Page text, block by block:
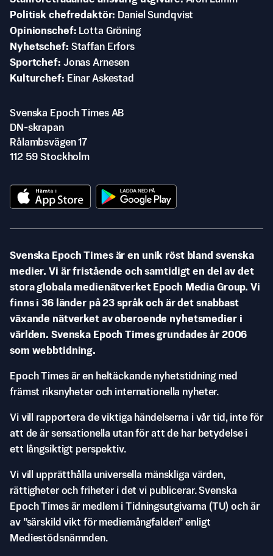
Politisk chefredaktör
Daniel Sundqvist
Opinionschef
Lotta Gröning
Nyhetschef Staffan Erfors
Sportchef Jonas Arnesen
Kulturchef
Einar Askestad
Svenska Epoch Times AB
DN-skrapan
Rålambsvägen 17
112 59 Stockholm
Svenska Epoch Times är en unik röst bland svenska
medier. Vi är fristående och samtidigt en del av det
stora globala medienätverket Epoch Media Group. Vi
finns i 36 länder på 23 språk och är det snabbast
växande nätverket av oberoende nyhetsmedier i
världen. Svenska Epoch Times grundades år 2006
som webbtidning.
Epoch Times är en heltäckande nyhetstidning med
främst riksnyheter och internationella nyheter.
Vi vill rapportera de viktiga händelserna i vår tid, inte för
att de är sensationella utan för att de har betydelse i
ett långsiktigt perspektiv.
Vi vill upprätthålla universella mänskliga värden,
rättigheter och friheter i det vi publicerar. Svenska
Epoch Times är medlem i Tidningsutgivarna (TU) och är
av ”särskild vikt för mediemångfalden” enligt
Mediestödsnämnden.